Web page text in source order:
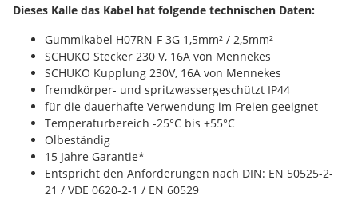
Dieses Kalle das Kabel hat folgende technischen Daten:
Gummikabel H07RN-F 3G 1,5mm² / 2,5mm²
SCHUKO Stecker 230 V, 16A von Mennekes
SCHUKO Kupplung 230V, 16A von Mennekes
fremdkörper- und spritzwassergeschützt IP44
für die dauerhafte Verwendung im Freien geeignet
Temperaturbereich -25°C bis +55°C
Ölbeständig
15 Jahre Garantie*
Entspricht den Anforderungen nach DIN: EN 50525-2-
21 / VDE 0620-2-1 / EN 60529